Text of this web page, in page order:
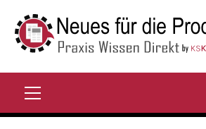
Inhalt
springen
NEUES FÜR DIE
PRODUKTION